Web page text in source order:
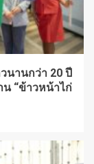
นานกว่า 20 ปี
น “ข้าวหน้าไก่